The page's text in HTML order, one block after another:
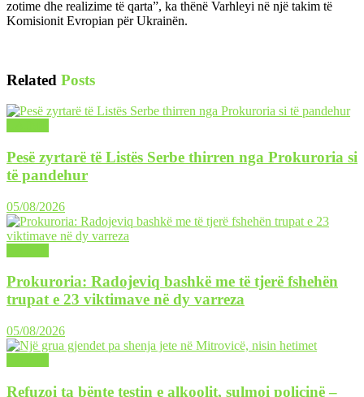
zotime dhe realizime të qarta”, ka thënë Varhleyi në një takim të
Komisionit Evropian për Ukrainën.
Related Posts
Pesë zyrtarë të Listës Serbe thirren nga Prokuroria si
të pandehur
05/08/2026
Prokuroria: Radojeviq bashkë me të tjerë fshehën
trupat e 23 viktimave në dy varreza
05/08/2026
Refuzoi ta bënte testin e alkoolit, sulmoi policinë –